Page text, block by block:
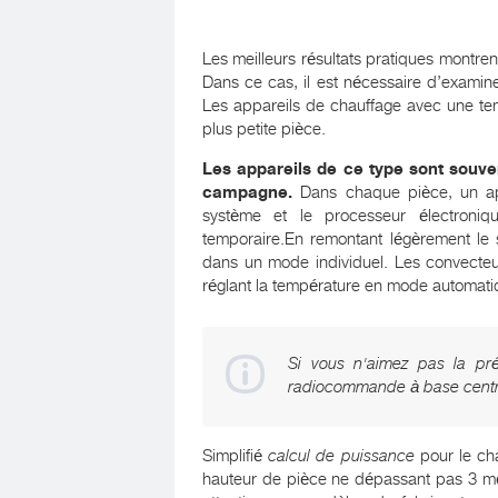
Les meilleurs résultats pratiques
Dans ce cas, il est nécessaire
Les appareils de chauffage avec une
plus petite pièce.
Les appareils de ce type sont
campagne. Dans chaque pièce, un
système et le processeur
temporaire.En remontant légèrement
dans un mode individuel. Les
réglant la température en mode
Si vous n'aimez pas la
radiocommande à base
Simplifiécalcul de puissancepour le
hauteur de pièce ne dépassant pas 3